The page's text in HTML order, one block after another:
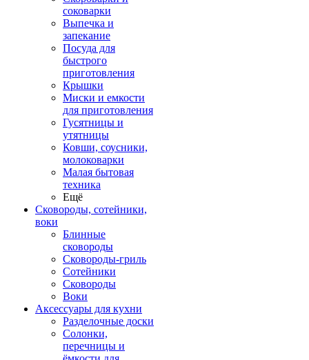
соковарки
Выпечка и
запекание
Посуда для
быстрого
приготовления
Крышки
Миски и емкости
для приготовления
Гусятницы и
утятницы
Ковши, соусники,
молоковарки
Малая бытовая
техника
Ещё
Сковороды, сотейники,
воки
Блинные
сковороды
Сковороды-гриль
Сотейники
Сковороды
Воки
Аксессуары для кухни
Разделочные доски
Солонки,
перечницы и